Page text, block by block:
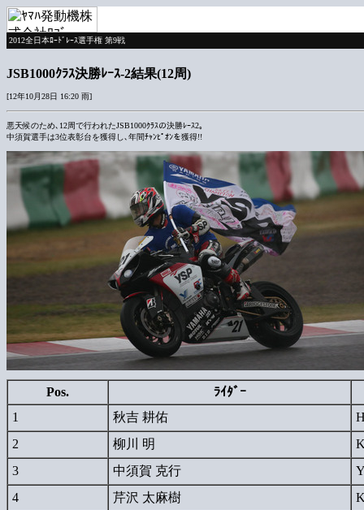
2012全日本ﾛｰﾄﾞﾚｰｽ選手権 第9戦
JSB1000ｸﾗｽ決勝ﾚｰｽ-2結果(12周)
[12年10月28日 16:20 雨]
悪天候のため､12周で行われたJSB1000ｸﾗｽの決勝ﾚｰｽ2｡
中須賀選手は3位表彰台を獲得し､年間ﾁｬﾝﾋﾟｵﾝを獲得!!
Pos.
ﾗｲﾀﾞｰ
1
秋吉 耕佑
2
柳川 明
3
中須賀 克行
4
芹沢 太麻樹